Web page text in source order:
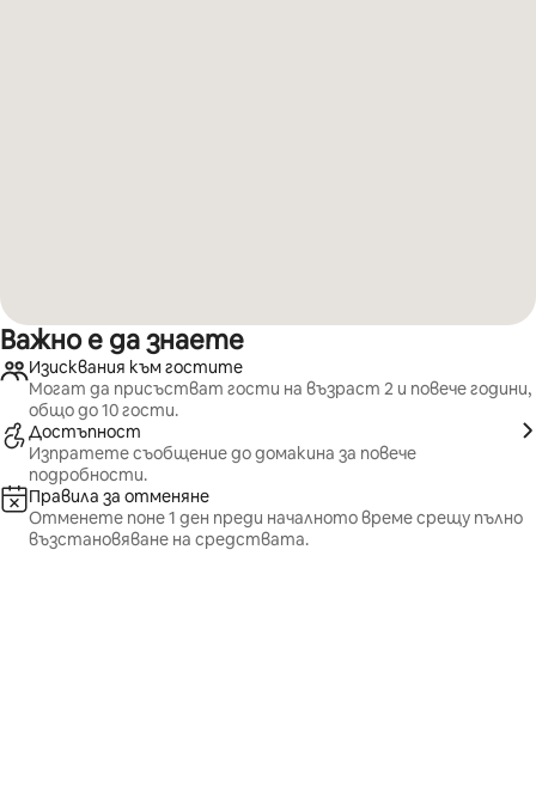
Важно е да знаете
Изисквания към гостите
Могат да присъстват гости на възраст 2 и повече години,
общо до 10 гости.
Достъпност
Изпратете съобщение до домакина за повече
подробности.
Правила за отменяне
Отменете поне 1 ден преди началното време срещу пълно
възстановяване на средствата.